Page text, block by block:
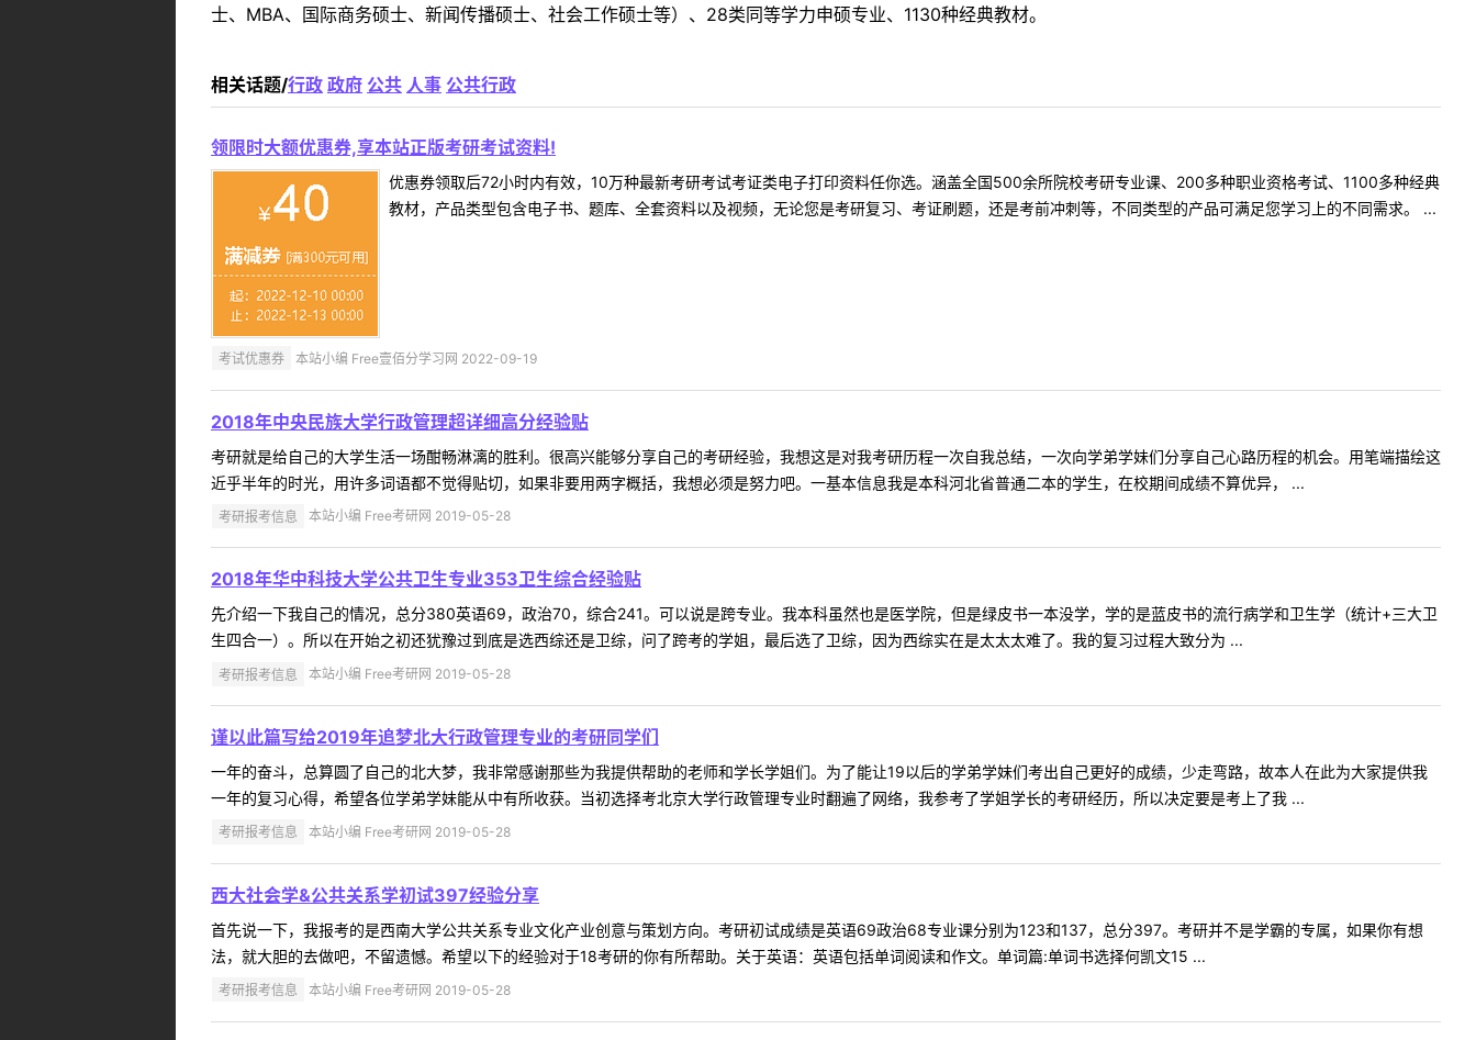
士、MBA、国际商务硕士、新闻传播硕士、社会工作硕士等）、28类同等学力申硕专业、1130种经典教材。
相关话题/行政 政府 公共 人事 公共行政
领限时大额优惠券,享本站正版考研考试资料!
优惠券领取后72小时内有效，10万种最新考研考试考证类电子打印资料任你选。涵盖全国500余所院校考研专业课、200多种职业资格考试、1100多种经典
教材，产品类型包含电子书、题库、全套资料以及视频，无论您是考研复习、考证刷题，还是考前冲刺等，不同类型的产品可满足您学习上的不同需求。 ...
考试优惠券 本站小编 Free壹佰分学习网 2022-09-19
2018年中央民族大学行政管理超详细高分经验贴
考研就是给自己的大学生活一场酣畅淋漓的胜利。很高兴能够分享自己的考研经验，我想这是对我考研历程一次自我总结，一次向学弟学妹们分享自己心路历程的机会。用笔端描绘这
近乎半年的时光，用许多词语都不觉得贴切，如果非要用两字概括，我想必须是努力吧。一基本信息我是本科河北省普通二本的学生，在校期间成绩不算优异， ...
考研报考信息 本站小编 Free考研网 2019-05-28
2018年华中科技大学公共卫生专业353卫生综合经验贴
先介绍一下我自己的情况，总分380英语69，政治70，综合241。可以说是跨专业。我本科虽然也是医学院，但是绿皮书一本没学，学的是蓝皮书的流行病学和卫生学（统计+三大卫
生四合一）。所以在开始之初还犹豫过到底是选西综还是卫综，问了跨考的学姐，最后选了卫综，因为西综实在是太太太难了。我的复习过程大致分为 ...
考研报考信息 本站小编 Free考研网 2019-05-28
谨以此篇写给2019年追梦北大行政管理专业的考研同学们
一年的奋斗，总算圆了自己的北大梦，我非常感谢那些为我提供帮助的老师和学长学姐们。为了能让19以后的学弟学妹们考出自己更好的成绩，少走弯路，故本人在此为大家提供我
一年的复习心得，希望各位学弟学妹能从中有所收获。当初选择考北京大学行政管理专业时翻遍了网络，我参考了学姐学长的考研经历，所以决定要是考上了我 ...
考研报考信息 本站小编 Free考研网 2019-05-28
西大社会学&公共关系学初试397经验分享
首先说一下，我报考的是西南大学公共关系专业文化产业创意与策划方向。考研初试成绩是英语69政治68专业课分别为123和137，总分397。考研并不是学霸的专属，如果你有想
法，就大胆的去做吧，不留遗憾。希望以下的经验对于18考研的你有所帮助。关于英语：英语包括单词阅读和作文。单词篇:单词书选择何凯文15 ...
考研报考信息 本站小编 Free考研网 2019-05-28